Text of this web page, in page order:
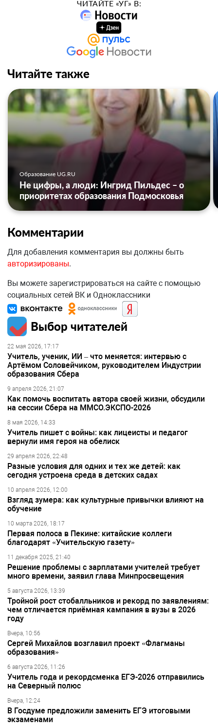
ЧИТАЙТЕ «УГ» В:
Читайте также
Образование UG.RU
Не цифры, а люди: Ингрид Пильдес – о
приоритетах образования Подмосковья
Комментарии
Для добавления комментария вы должны быть
авторизированы.
Вы можете зарегистрироваться на сайте с помощью
социальных сетей ВК и Одноклассники
Выбор читателей
22 мая 2026, 17:17
Учитель, ученик, ИИ – что меняется: интервью с
Артёмом Соловейчиком, руководителем Индустрии
образования Сбера
9 апреля 2026, 21:07
Как помочь воспитать автора своей жизни, обсудили
на сессии Сбера на ММСО.ЭКСПО-2026
8 мая 2026, 14:33
Учитель пишет с войны: как лицеисты и педагог
вернули имя героя на обелиск
29 апреля 2026, 22:48
Разные условия для одних и тех же детей: как
сегодня устроена среда в детских садах
10 апреля 2026, 12:00
Взгляд зумера: как культурные привычки влияют на
обучение
10 марта 2026, 18:17
Первая полоса в Пекине: китайские коллеги
благодарят «Учительскую газету»
11 декабря 2025, 21:40
Решение проблемы с зарплатами учителей требует
много времени, заявил глава Минпросвещения
5 августа 2026, 13:39
Тройной рост стобалльников и рекорд по заявлениям:
чем отличается приёмная кампания в вузы в 2026
году
Вчера, 10:56
Сергей Михайлов возглавил проект «Флагманы
образования»
6 августа 2026, 11:26
Учитель года и рекордсменка ЕГЭ-2026 отправились
на Северный полюс
Вчера, 12:24
В Госдуме предложили заменить ЕГЭ итоговыми
экзаменами